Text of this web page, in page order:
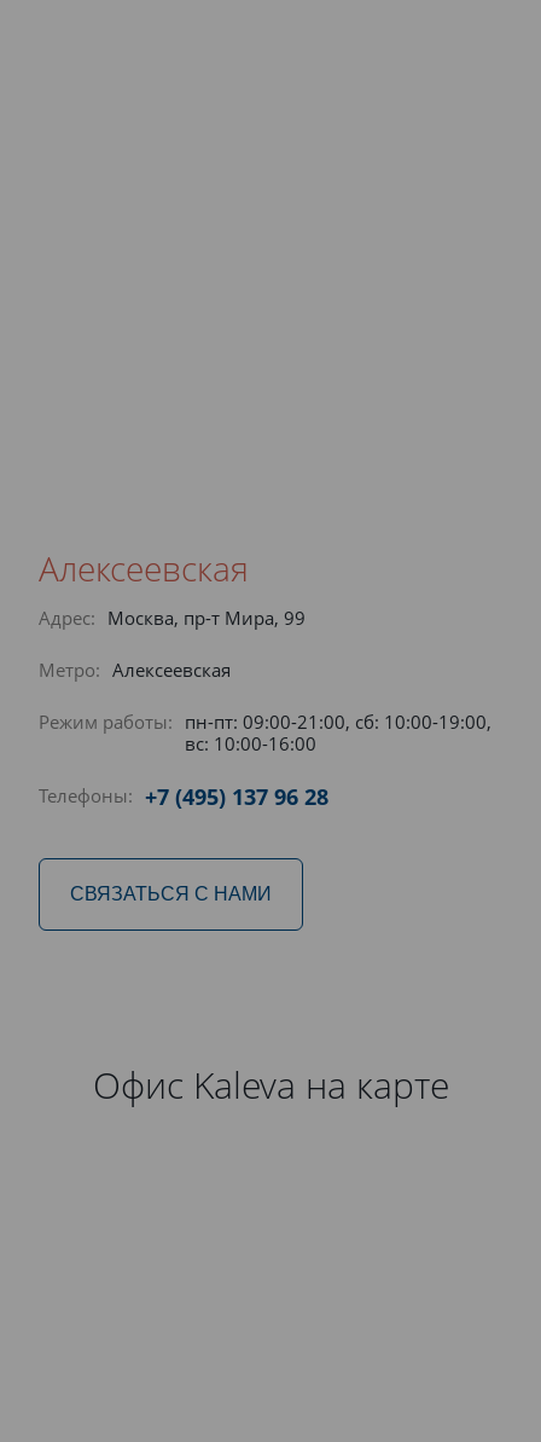
Алексеевская
Адрес: Москва, пр-т Мира, 99
Метро: Алексеевская
Режим работы: пн-пт: 09:00-21:00, сб: 10:00-19:00,
вс: 10:00-16:00
Телефоны: +7 (495) 137 96 28
СВЯЗАТЬСЯ С НАМИ
Офис Kaleva на карте